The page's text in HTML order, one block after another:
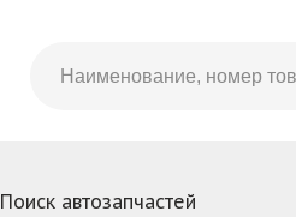
Поиск автозапчастей